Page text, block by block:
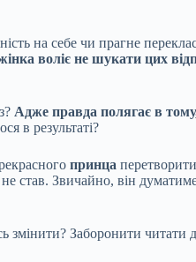
на себе чи прагне
воліє не шукати цих
Адже правда полягає в
в результаті?
принца
став. Звичайно, він
Заборонити читати